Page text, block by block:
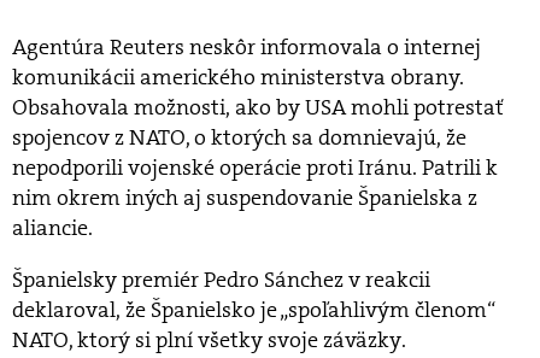
Agentúra Reuters neskôr informovala o internej
komunikácii amerického ministerstva obrany.
Obsahovala možnosti, ako by USA mohli potrestať
spojencov z NATO, o ktorých sa domnievajú, že
nepodporili vojenské operácie proti Iránu. Patrili k
nim okrem iných aj suspendovanie Španielska z
aliancie.
Španielsky premiér Pedro Sánchez v reakcii
deklaroval, že Španielsko je „spoľahlivým členom“
NATO, ktorý si plní všetky svoje záväzky.